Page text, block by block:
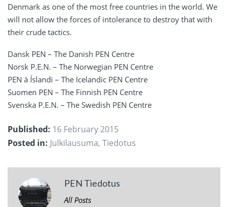
Denmark as one of the most free countries in the world. We
will not allow the forces of intolerance to destroy that with
their crude tactics.
Dansk PEN – The Danish PEN Centre
Norsk P.E.N. – The Norwegian PEN Centre
PEN á Íslandi – The Icelandic PEN Centre
Suomen PEN – The Finnish PEN Centre
Svenska P.E.N. – The Swedish PEN Centre
Published: 16 February 2015
Posted in: Julkilausuma, Tiedotus
PEN Tiedotus
All Posts